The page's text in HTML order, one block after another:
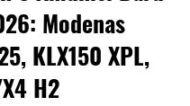
Modenas
KLX150 XPL,
H2